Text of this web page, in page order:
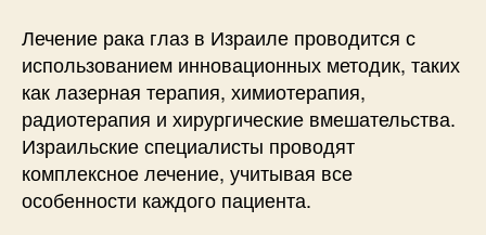
Лечение рака глаз в Израиле проводится с
использованием инновационных методик, таких
как лазерная терапия, химиотерапия,
радиотерапия и хирургические вмешательства.
Израильские специалисты проводят
комплексное лечение, учитывая все
особенности каждого пациента.